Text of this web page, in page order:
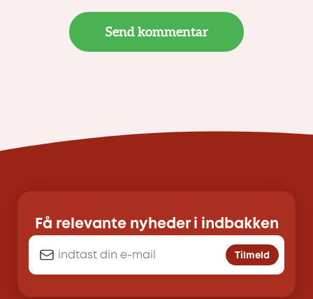
Få relevante nyheder i indbakken
Tilmeld